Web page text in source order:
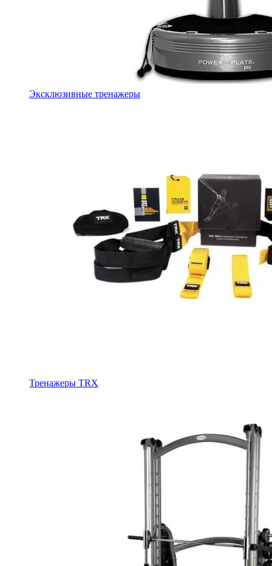
Эксклюзивные тренажеры
Тренажеры TRX